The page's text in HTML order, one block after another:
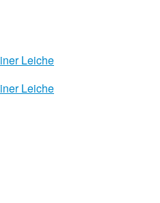
Leiche
Leiche